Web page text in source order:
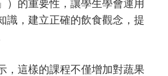
）的重要性，讓學生學會運用
識，建立正確的飲食觀念，提
這樣的課程不僅增加對蔬果